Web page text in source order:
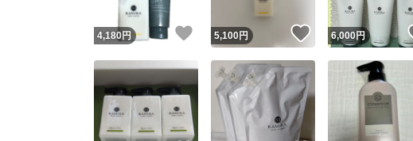
4,180円 いいね！
5,100円 いいね！
6,000円